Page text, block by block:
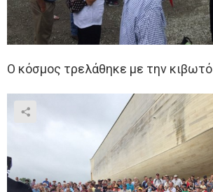
Ο κόσμος τρελάθηκε με την κιβωτό